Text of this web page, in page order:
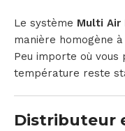
Le système Multi Air
manière homogène à
Peu importe où
température reste
Distributeur